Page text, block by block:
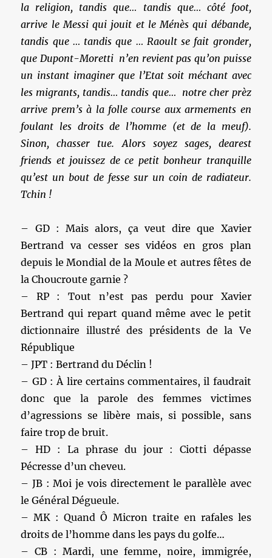
la religion, tandis que… tandis que… côté foot,
arrive le Messi qui jouit et le Ménès qui débande,
tandis que … tandis que … Raoult se fait gronder,
que Dupont-Moretti n’en revient pas qu’on puisse
un instant imaginer que l’Etat soit méchant avec
les migrants, tandis… tandis que… notre cher prèz
arrive prem’s à la folle course aux armements en
foulant les droits de l’homme (et de la meuf).
Sinon, chasser tue. Alors soyez sages, dearest
friends et jouissez de ce petit bonheur tranquille
qu’est un bout de fesse sur un coin de radiateur.
Tchin !
– GD : Mais alors, ça veut dire que Xavier
Bertrand va cesser ses vidéos en gros plan
depuis le Mondial de la Moule et autres fêtes de
la Choucroute garnie ?
– RP : Tout n’est pas perdu pour Xavier
Bertrand qui repart quand même avec le petit
dictionnaire illustré des présidents de la Ve
République
– JPT : Bertrand du Déclin !
– GD : À lire certains commentaires, il faudrait
donc que la parole des femmes victimes
d’agressions se libère mais, si possible, sans
faire trop de bruit.
– HD : La phrase du jour : Ciotti dépasse
Pécresse d’un cheveu.
– JB : Moi je vois directement le parallèle avec
le Général Dégueule.
– MK : Quand Ô Micron traite en rafales les
droits de l’homme dans les pays du golfe…
– CB : Mardi, une femme, noire, immigrée,